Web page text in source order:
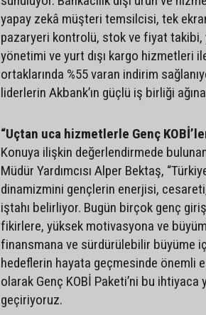
yapay zekâ müşteri temsilcisi, tek
pazaryeri kontrolü, stok ve fiyat takibi,
yönetimi ve yurt dışı kargo hizmetleri
ortaklarında %55 varan indirim
liderlerin Akbank’ın güçlü iş birliği
“Uçtan uca hizmetlerle Genç
Konuya ilişkin değerlendirmede bulunan
Müdür Yardımcısı Alper Bektaş,
dinamizmini gençlerin enerjisi,
iştahı belirliyor. Bugün birçok genç
fikirlere, yüksek motivasyona ve
finansmana ve sürdürülebilir büyüme
hedeflerin hayata geçmesinde önemli
olarak Genç KOBİ Paketi’ni bu ihtiyaca
geçiriyoruz.